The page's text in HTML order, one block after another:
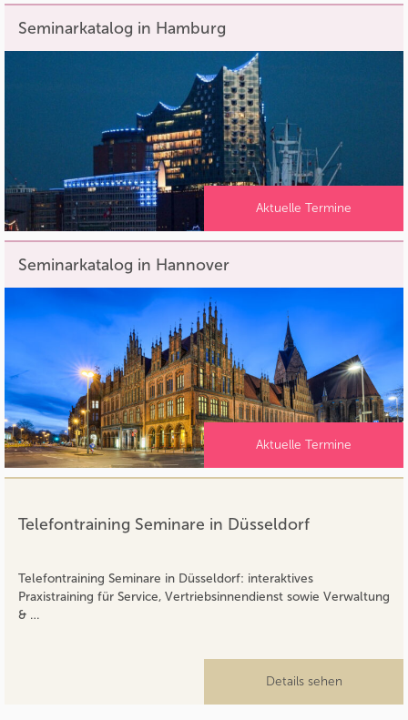
Seminarkatalog in Hamburg
Aktuelle Termine
Seminarkatalog in Hannover
Aktuelle Termine
Telefontraining Seminare in Düsseldorf
Telefontraining Seminare in Düsseldorf: interaktives
Praxistraining für Service, Vertriebsinnendienst sowie Verwaltung
& …
Details sehen